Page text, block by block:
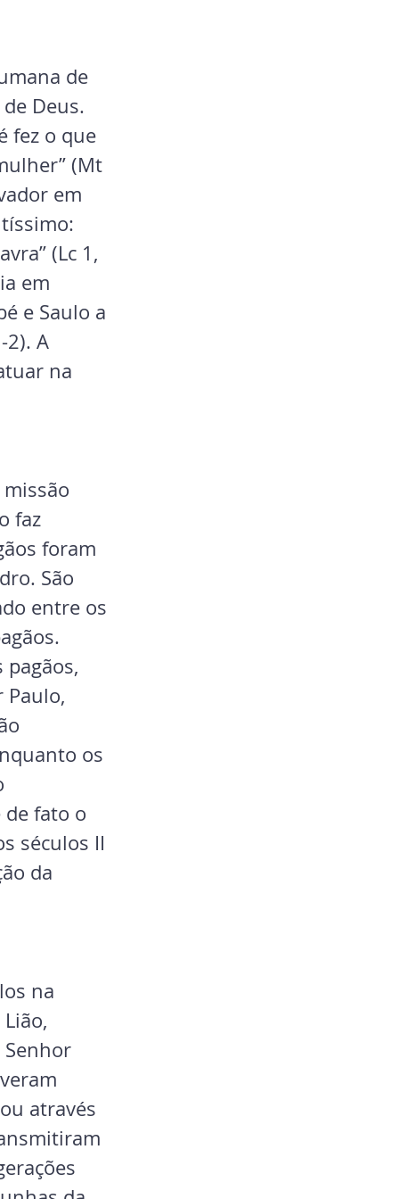
de
Deus.
fez o que
(Mt
em
(Lc 1,
em
e Saulo a
2). A
na
faz
foram
São
entre os
pagãos,
Paulo,
os
de fato o
séculos II
da
Senhor
através